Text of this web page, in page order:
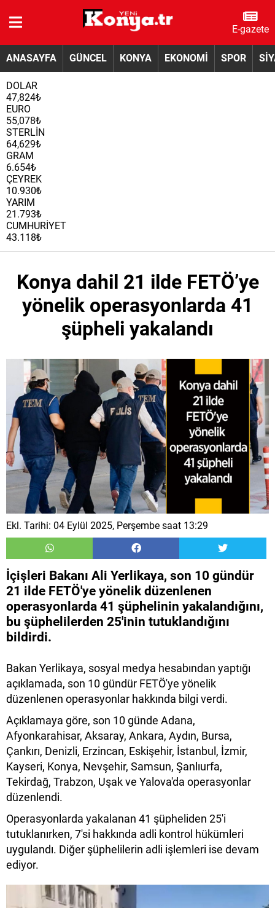
E-gazete
ANASAYFA GÜNCEL KONYA EKONOMİ SPOR
DOLAR
47,824₺
EURO
55,078₺
STERLİN
64,629₺
GRAM
6.654₺
ÇEYREK
10.930₺
YARIM
21.793₺
CUMHURİYET
43.118₺
Konya dahil 21 ilde FETÖ’ye
yönelik operasyonlarda 41
şüpheli yakalandı
Ekl. Tarihi: 04 Eylül 2025, Perşembe saat 13:29
İçişleri Bakanı Ali Yerlikaya, son 10 gündür
21 ilde FETÖ'ye yönelik düzenlenen
operasyonlarda 41 şüphelinin yakalandığını,
bu şüphelilerden 25'inin tutuklandığını
bildirdi.
Bakan Yerlikaya, sosyal medya hesabından yaptığı
açıklamada, son 10 gündür FETÖ'ye yönelik
düzenlenen operasyonlar hakkında bilgi verdi.
Açıklamaya göre, son 10 günde Adana,
Afyonkarahisar, Aksaray, Ankara, Aydın, Bursa,
Çankırı, Denizli, Erzincan, Eskişehir, İstanbul, İzmir,
Kayseri, Konya, Nevşehir, Samsun, Şanlıurfa,
Tekirdağ, Trabzon, Uşak ve Yalova'da operasyonlar
düzenlendi.
Operasyonlarda yakalanan 41 şüpheliden 25'i
tutuklanırken, 7'si hakkında adli kontrol hükümleri
uygulandı. Diğer şüphelilerin adli işlemleri ise devam
ediyor.